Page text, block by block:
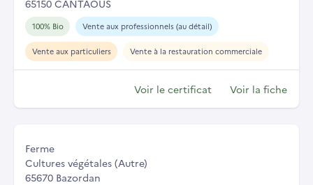
65150 CANTAOUS
100% Bio Vente aux professionnels (au détail)
Vente aux particuliers Vente à la restauration commerciale
Voir le certificat Voir la fiche
Ferme
Cultures végétales (Autre)
65670 Bazordan